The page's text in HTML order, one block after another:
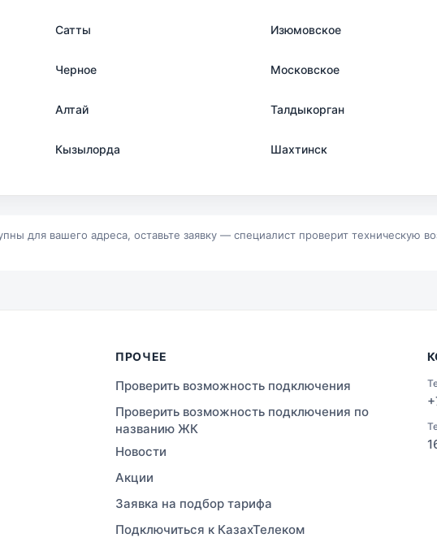
Сатты Изюмовское
Черное Московское
Алтай Талдыкорган
Кызылорда Шахтинск
для вашего адреса, оставьте заявку — специалист проверит техническую
ПРОЧЕЕ
Проверить возможность подключения
Проверить возможность подключения по
названию ЖК
Новости
Акции
Заявка на подбор тарифа
Подключиться к КазахТелеком